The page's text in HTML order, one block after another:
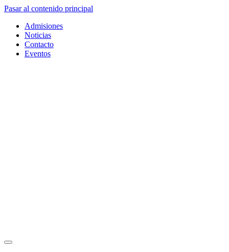
Pasar al contenido principal
Admisiones
Noticias
Contacto
Eventos